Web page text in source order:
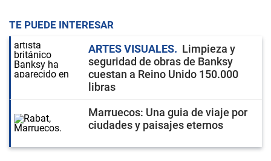
TE PUEDE INTERESAR
ARTES VISUALES
Limpieza y
seguridad de obras de Banksy
cuestan a Reino Unido 150.000
libras
Marruecos: Una guia de viaje por
ciudades y paisajes eternos